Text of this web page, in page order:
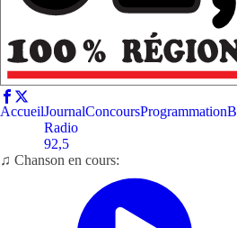
AccueilJournal
Radio
92,5
ConcoursProgrammation
♫ Chanson en cours: